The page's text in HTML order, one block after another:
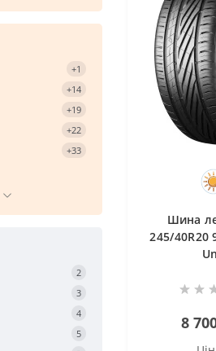
+1
+14
+19
+22
+33
2
3
4
5
Шина
245/40R20
8